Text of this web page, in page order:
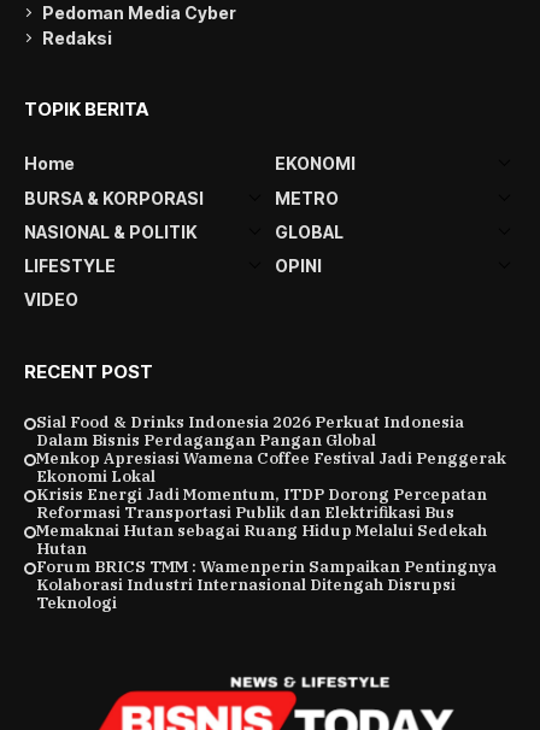
Pedoman Media Cyber
Redaksi
TOPIK BERITA
Home
EKONOMI
BURSA & KORPORASI
METRO
NASIONAL & POLITIK
GLOBAL
LIFESTYLE
OPINI
VIDEO
RECENT POST
Sial Food & Drinks Indonesia 2026 Perkuat Indonesia
Dalam Bisnis Perdagangan Pangan Global
Menkop Apresiasi Wamena Coffee Festival Jadi Penggerak
Ekonomi Lokal
Krisis Energi Jadi Momentum, ITDP Dorong Percepatan
Reformasi Transportasi Publik dan Elektrifikasi Bus
Memaknai Hutan sebagai Ruang Hidup Melalui Sedekah
Hutan
Forum BRICS TMM : Wamenperin Sampaikan Pentingnya
Kolaborasi Industri Internasional Ditengah Disrupsi
Teknologi